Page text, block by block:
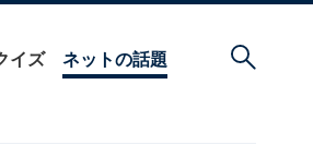
イズ ネットの話題